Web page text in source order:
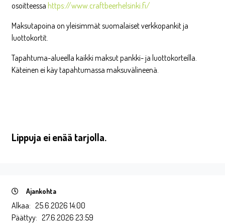
osoitteessa https://www.craftbeerhelsinki.fi/
Maksutapoina on yleisimmät suomalaiset verkkopankit ja
luottokortit.
Tapahtuma-alueella kaikki maksut pankki- ja luottokorteilla.
Käteinen ei käy tapahtumassa maksuvälineenä.
Lippuja ei enää tarjolla.
Ajankohta
Alkaa: 25.6.2026 14:00
Päättyy: 27.6.2026 23:59